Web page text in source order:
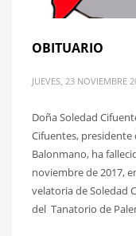
OBITUARIO
JUEVES, 23 NOVIEMBRE
Doña Soledad
Cifuentes, presidente
Balonmano, ha
noviembre de 2017,
velatoria de Soledad
del Tanatorio de